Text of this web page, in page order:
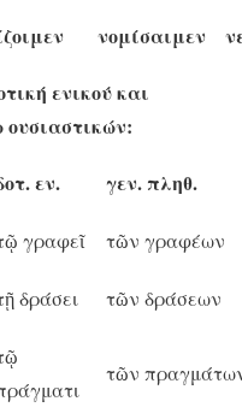
νομίσαιμεν
ενικού και
εν. γεν. πληθ.
γραφεῖ τῶν γραφέων
δράσει τῶν δράσεων
τῶν